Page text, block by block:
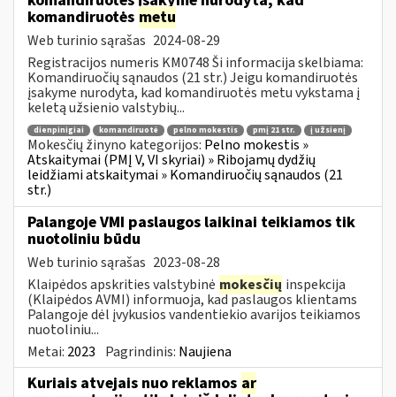
komandiruotės metu
Web turinio sąrašas 2024-08-29
Registracijos numeris KM0748 Ši informacija skelbiama:
Komandiruočių sąnaudos (21 str.) Jeigu komandiruotės
įsakyme nurodyta, kad komandiruotės metu vykstama į
keletą užsienio valstybių...
dienpinigiai komandiruotė pelno mokestis pmį 21 str. į užsienį
Mokesčių žinyno kategorijos: Pelno mokestis »
Atskaitymai (PMĮ V, VI skyriai) » Ribojamų dydžių
leidžiami atskaitymai » Komandiruočių sąnaudos (21
str.)
Palangoje VMI paslaugos laikinai teikiamos tik
nuotoliniu būdu
Web turinio sąrašas 2023-08-28
Klaipėdos apskrities valstybinė mokesčių inspekcija
(Klaipėdos AVMI) informuoja, kad paslaugos klientams
Palangoje dėl įvykusios vandentiekio avarijos teikiamos
nuotoliniu...
Metai: 2023 Pagrindinis: Naujiena
Kuriais atvejais nuo reklamos ar